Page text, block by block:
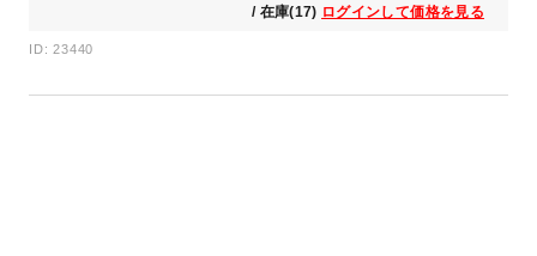
/ 在庫(17) ログインして価格を見る
ID: 23440